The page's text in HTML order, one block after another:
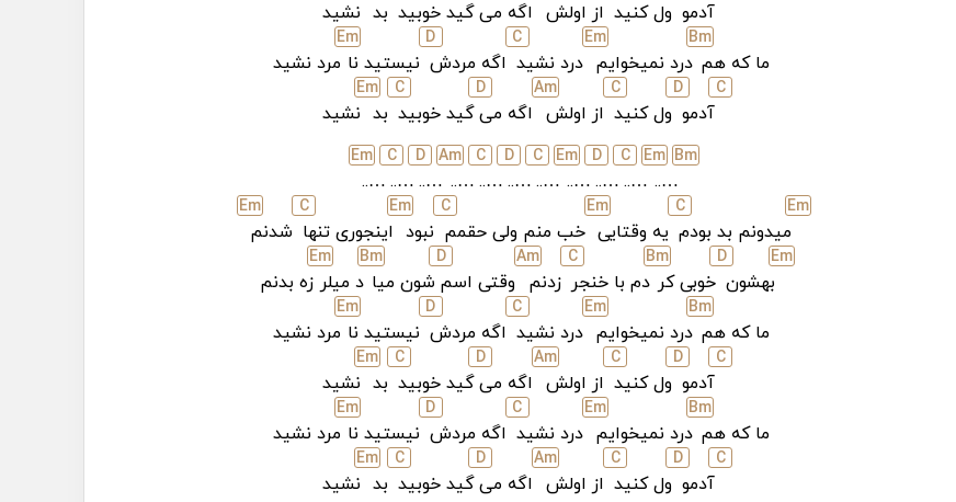
آدمو ول کنید از اولش اگه میگید خوبید بد نشید
ما که هم
Bm
درد نمیخوایم
Em
درد نشید
C
اگه مردش
D
نیستید نا
Em
مرد نشید
C
آدمو
D
ول کنید
C
از اولش
Am
اگه می
D
گید خوبید
C
بد
Em
نشید
Bm
…..
Em
…..
C
…..
D
…..
Em
…..
C
…..
D
…..
C
…..
Am
…..
D
…..
C
…..
Em
Em
میدونم بد بودم
C
یه وقتایی
Em
خب منم ولی حقمم
C
نبود
Em
اینجوری تنها
C
شدنم
Em
Em
بهشون
D
خوبی کر
Bm
دم با خنجر
C
زدنم
Am
وقتی اسم
D
شون میا
Bm
د میلر
Em
زه بدنم
ما که هم
Bm
درد نمیخوایم
Em
درد نشید
C
اگه مردش
D
نیستید نا
Em
مرد نشید
C
آدمو
D
ول کنید
C
از اولش
Am
اگه می
D
گید خوبید
C
بد
Em
نشید
ما که هم
Bm
درد نمیخوایم
Em
درد نشید
C
اگه مردش
D
نیستید نا
Em
مرد نشید
C
آدمو
D
ول کنید
C
از اولش
Am
اگه می
D
گید خوبید
C
بد
Em
نشید